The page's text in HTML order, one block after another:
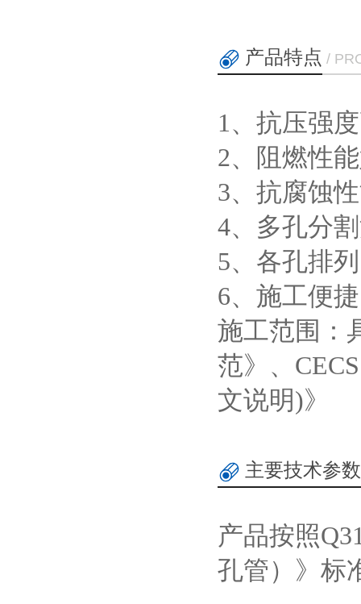
产品特点 /
1、抗压强
2、阻燃性
3、抗腐蚀
4、多孔分
5、各孔排
6、施工便
施工范围：
范》、
文说明)》
主要技术参数
产品按照
孔管）》标